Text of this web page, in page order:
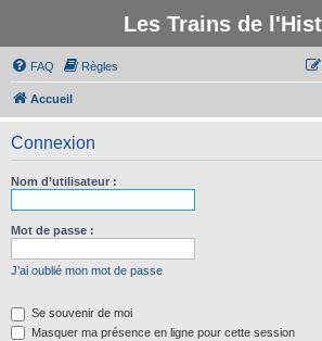
Les Trains de
FAQ Règles
Accueil
Connexion
Nom d’utilisateur :
Mot de passe :
J’ai oublié mon mot de passe
Se souvenir de moi
Masquer ma présence en ligne pour cette session